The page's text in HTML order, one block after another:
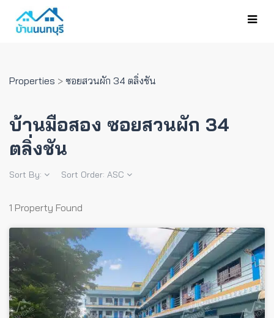
Properties > ซอยสวนผัก 34 ตลิ่งชัน
บ้านมือสอง ซอยสวนผัก 34
ตลิ่งชัน
Sort By: Sort Order: ASC
1 Property Found